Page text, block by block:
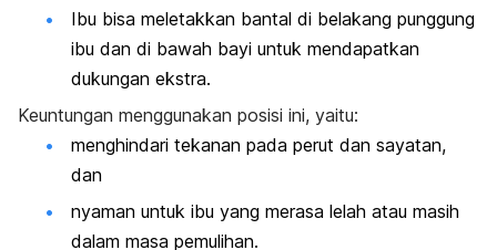
Ibu bisa meletakkan bantal di belakang punggung
ibu dan di bawah bayi untuk mendapatkan
dukungan ekstra.
Keuntungan menggunakan posisi ini, yaitu:
menghindari tekanan pada perut dan sayatan,
dan
nyaman untuk ibu yang merasa lelah atau masih
dalam masa pemulihan.